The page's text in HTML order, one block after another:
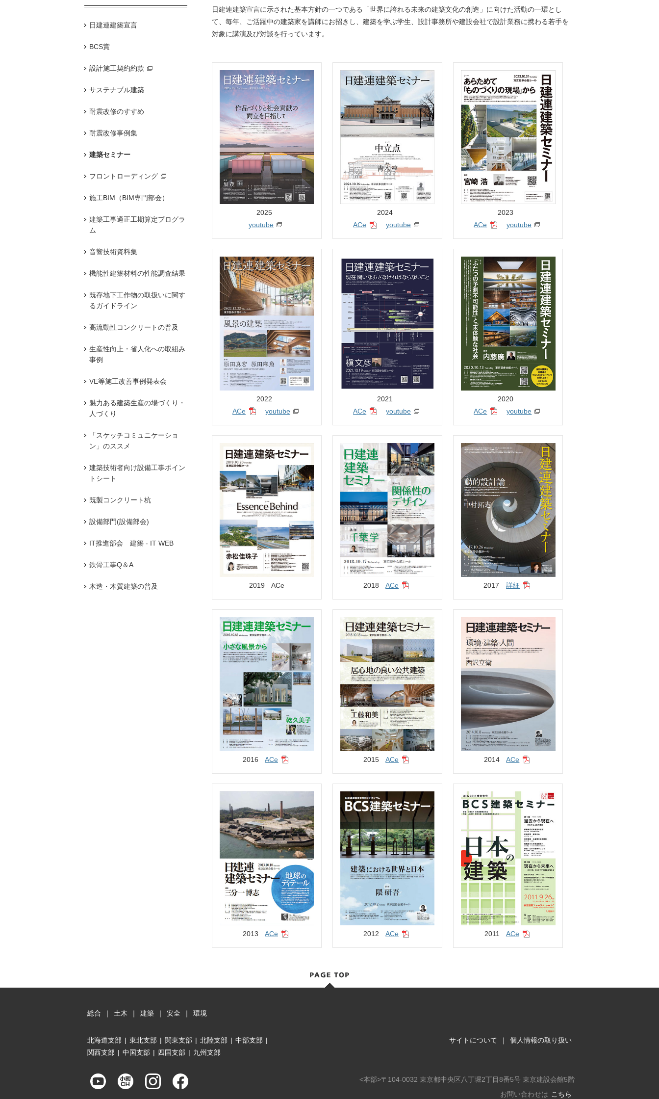
日建連建築宣言に示された基本方針の一つである「世界に誇れる未来の建築文化の創造」に向けた活動の一環とし
て、毎年、ご活躍中の建築家を講師にお招きし、建築を学ぶ学生、設計事務所や建設会社で設計業務に携わる若手を
対象に講演及び対談を行っています。
2025
youtube
2024
ACe
youtube
2023
ACe
youtube
2022
ACe
youtube
2021
ACe
youtube
2020
ACe
youtube
2019 ACe 2018 ACe 2017 詳細
2016 ACe 2015 ACe 2014 ACe
2013 ACe 2012 ACe 2011 ACe
日建連建築宣言
BCS賞
設計施工契約約款
サステナブル建築
耐震改修のすすめ
耐震改修事例集
建築セミナー
フロントローディング
施工BIM（BIM専門部会）
建築工事適正工期算定プログラ
ム
音響技術資料集
機能性建築材料の性能調査結果
既存地下工作物の取扱いに関す
るガイドライン
高流動性コンクリートの普及
生産性向上・省人化への取組み
事例
VE等施工改善事例発表会
魅力ある建築生産の場づくり・
人づくり
「スケッチコミュニケーショ
ン」のススメ
建築技術者向け設備工事ポイン
トシート
既製コンクリート杭
設備部門(設備部会)
IT推進部会 建築 - IT WEB
鉄骨工事Q＆A
木造・木質建築の普及
総合 ｜ 土木 ｜ 建築 ｜ 安全 ｜ 環境
サイトについて ｜ 個人情報の取り扱い
北海道支部 | 東北支部 | 関東支部 | 北陸支部 | 中部支部 |
関西支部 | 中国支部 | 四国支部 | 九州支部
<本部>〒104-0032 東京都中央区八丁堀2丁目8番5号 東京建設会館5階
お問い合わせは こちら